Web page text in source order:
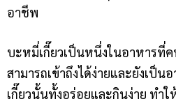
อาชีพ
บะหมี่เกี๊ยวเป็นหนึ่งในอาหารที่
สามารถเข้าถึงได้ง่ายและยังเป็
เกี๊ยวนั้นทั้งอร่อยและกินง่าย ทำ